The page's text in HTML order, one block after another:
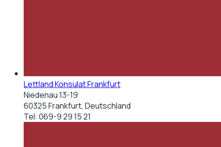
Lettland Konsulat Frankfurt
Niedenau 13-19
60325 Frankfurt, Deutschland
Tel: 069-9 29 15 21